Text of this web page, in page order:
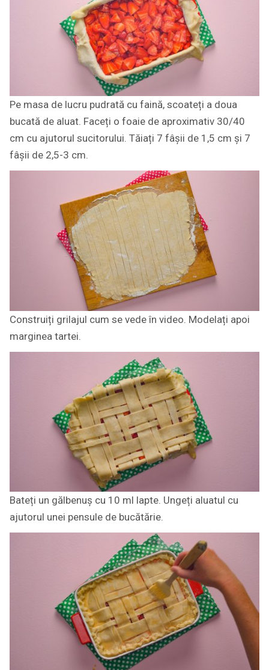
Pe masa de lucru pudrată cu faină, scoateți a doua
bucată de aluat. Faceți o foaie de aproximativ 30/40
cm cu ajutorul sucitorului. Tăiați 7 fâșii de 1,5 cm și 7
fâșii de 2,5-3 cm.
Construiți grilajul cum se vede în video. Modelați apoi
marginea tartei.
Bateți un gălbenuș cu 10 ml lapte. Ungeți aluatul cu
ajutorul unei pensule de bucătărie.